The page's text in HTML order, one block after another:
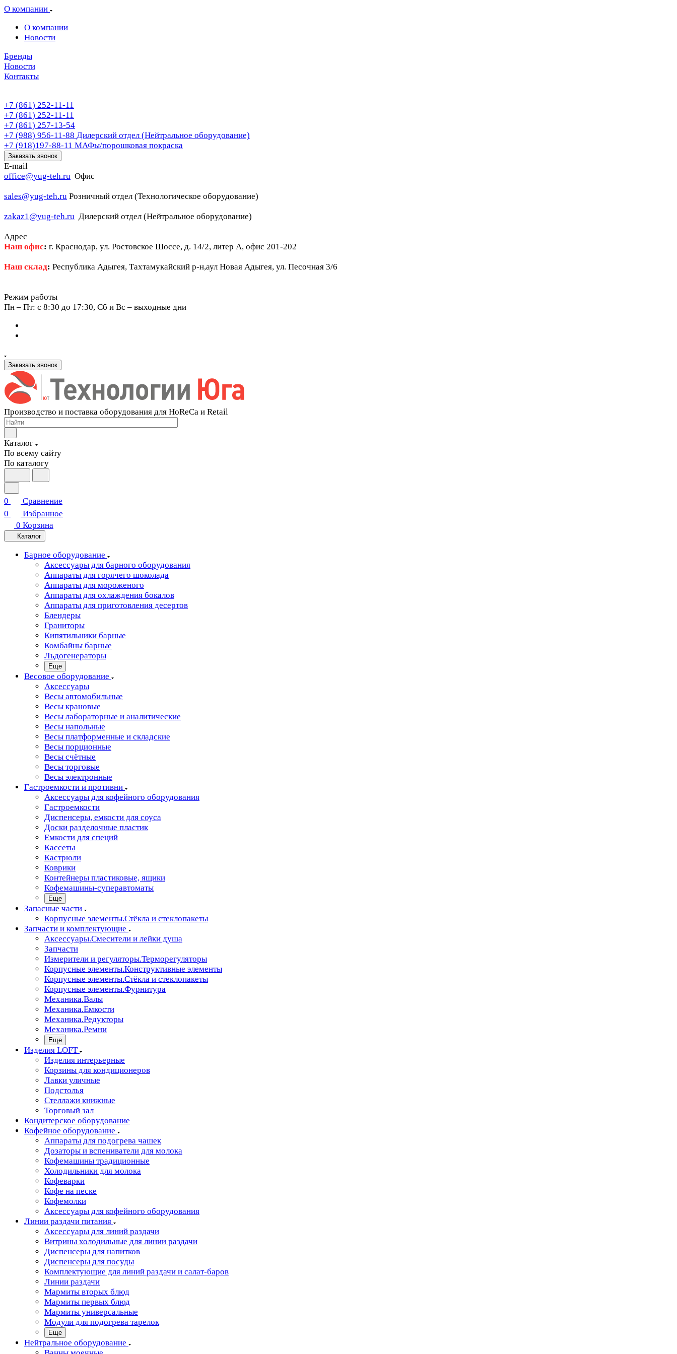
О компании
О компании
Новости
Бренды
Новости
Контакты
+7 (861) 252-11-11
+7 (861) 252-11-11
+7 (861) 257-13-54
+7 (988) 956-11-88 Дилерский отдел (Нейтральное оборудование)
+7 (918)197-88-11 МАФы/порошковая покраска
Заказать звонок
E-mail
office@yug-teh.ru Офис
sales@yug-teh.ru Розничный отдел (Технологическое оборудование)
zakaz1@yug-teh.ru Дилерский отдел (Нейтральное оборудование)
Адрес
Наш офис: г. Краснодар, ул. Ростовское Шоссе, д. 14/2, литер А, офис 201-202
Наш склад: Республика Адыгея, Тахтамукайский р-н,аул Новая Адыгея, ул. Песочная 3/6
Режим работы
Пн – Пт: c 8:30 до 17:30, Сб и Вс – выходные дни
Заказать звонок
Производство и поставка оборудования для HoReCa и Retail
Каталог
По всему сайту
По каталогу
0
Сравнение
0
Избранное
0 Корзина
Каталог
Барное оборудование
Аксессуары для барного оборудования
Аппараты для горячего шоколада
Аппараты для мороженого
Аппараты для охлаждения бокалов
Аппараты для приготовления десертов
Блендеры
Граниторы
Кипятильники барные
Комбайны барные
Льдогенераторы
Еще
Весовое оборудование
Аксессуары
Весы автомобильные
Весы крановые
Весы лабораторные и аналитические
Весы напольные
Весы платформенные и складские
Весы порционные
Весы счётные
Весы торговые
Весы электронные
Гастроемкости и противни
Аксессуары для кофейного оборудования
Гастроемкости
Диспенсеры, емкости для соуса
Доски разделочные пластик
Емкости для специй
Кассеты
Кастрюли
Коврики
Контейнеры пластиковые, ящики
Кофемашины-суперавтоматы
Еще
Запасные части
Корпусные элементы.Стёкла и стеклопакеты
Запчасти и комплектующие
Аксессуары.Смесители и лейки душа
Запчасти
Измерители и регуляторы.Терморегуляторы
Корпусные элементы.Конструктивные элементы
Корпусные элементы.Стёкла и стеклопакеты
Корпусные элементы.Фурнитура
Механика.Валы
Механика.Емкости
Механика.Редукторы
Механика.Ремни
Еще
Изделия LOFT
Изделия интерьерные
Корзины для кондиционеров
Лавки уличные
Подстолья
Стеллажи книжные
Торговый зал
Кондитерское оборудование
Кофейное оборудование
Аппараты для подогрева чашек
Дозаторы и вспениватели для молока
Кофемашины традиционные
Холодильники для молока
Кофеварки
Кофе на песке
Кофемолки
Аксессуары для кофейного оборудования
Линии раздачи питания
Аксессуары для линий раздачи
Витрины холодильные для линии раздачи
Диспенсеры для напитков
Диспенсеры для посуды
Комплектующие для линий раздачи и салат-баров
Линии раздачи
Мармиты вторых блюд
Мармиты первых блюд
Мармиты универсальные
Модули для подогрева тарелок
Еще
Нейтральное оборудование